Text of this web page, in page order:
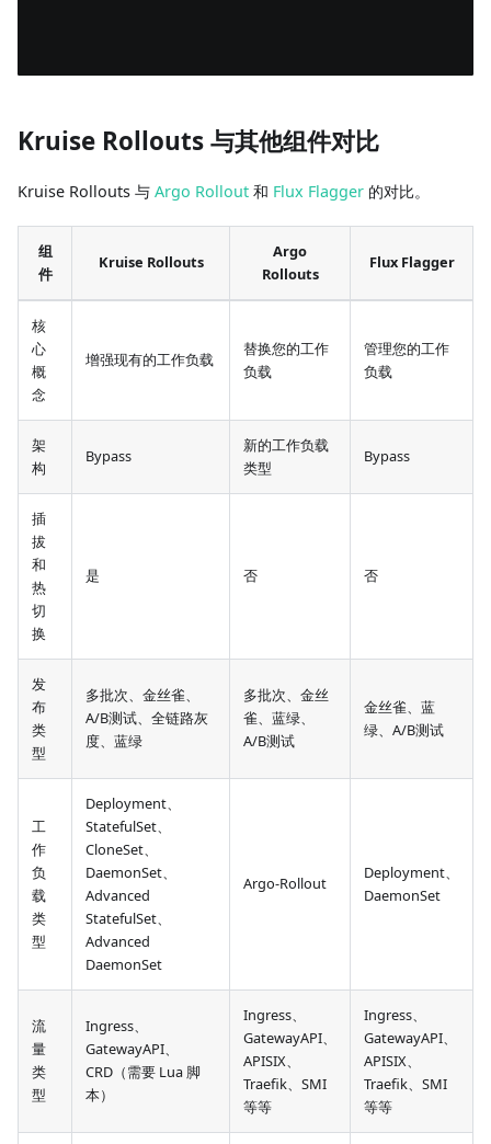
Kruise Rollouts 与其他组件对比
Kruise Rollouts 与 Argo Rollout 和 Flux Flagger 的对比。
组
件
Kruise Rollouts
Argo
Rollouts
Flux Flagger
核
心
概
念
增强现有的工作负载
替换您的工作
负载
管理您的工作
负载
架
构
Bypass
新的工作负载
类型
Bypass
插
拔
和
热
切
换
是 否 否
发
布
类
型
多批次、金丝雀、
A/B测试、全链路灰
度、蓝绿
多批次、金丝
雀、蓝绿、
A/B测试
金丝雀、蓝
绿、A/B测试
工
作
负
载
类
型
Deployment、
StatefulSet、
CloneSet、
DaemonSet、
Advanced
StatefulSet、
Advanced
DaemonSet
Argo-Rollout
Deployment、
DaemonSet
流
量
类
型
Ingress、
GatewayAPI、
CRD（需要 Lua 脚
本）
Ingress、
GatewayAPI、
APISIX、
Traefik、SMI
等等
Ingress、
GatewayAPI、
APISIX、
Traefik、SMI
等等